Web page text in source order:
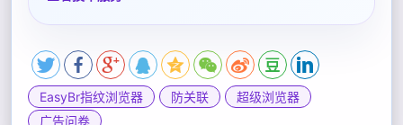
EasyBr指纹浏览器 防关联
超级浏览器
广告问卷